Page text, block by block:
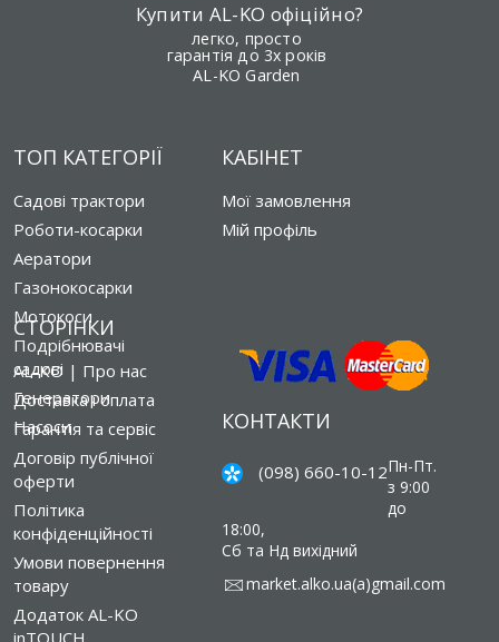
Купити AL-KO офіційно?
легко, просто
гарантія до 3х років
AL-KO Garden
ТОП КАТЕГОРІЇ
Садові трактори
Роботи-косарки
Аератори
Газонокосарки
Мотокоси
Подрібнювачі
садові
Генератори
Насоси
СТОРІНКИ
AL-KO | Про нас
Доставка і оплата
Гарантія та сервіс
Договір публічної
оферти
Політика
конфіденційності
Умови повернення
товару
Додаток AL-KO
inTOUCH
КАБІНЕТ
Мої замовлення
Мій профіль
КОНТАКТИ
(098) 660-10-12Пн-Пт.
з 9:00
до
18:00,
Сб та Нд вихідний
market.alko.ua(a)gmail.com